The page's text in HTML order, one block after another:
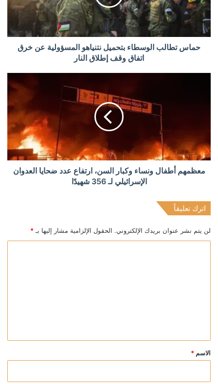
حماس تطالب الوسطاء بتحميل نتنياهو المسؤولية عن خرق
اتفاق وقف إطلاق النار
معظمهم أطفال ونساء وكبار السن، ارتفاع عدد ضحايا العدوان
الإسرائيلي لـ 356 شهيدًا
اترك تعليقاً
لن يتم نشر عنوان بريدك الإلكتروني. الحقول الإلزامية مشار إليها بـ *
*
الاسم *